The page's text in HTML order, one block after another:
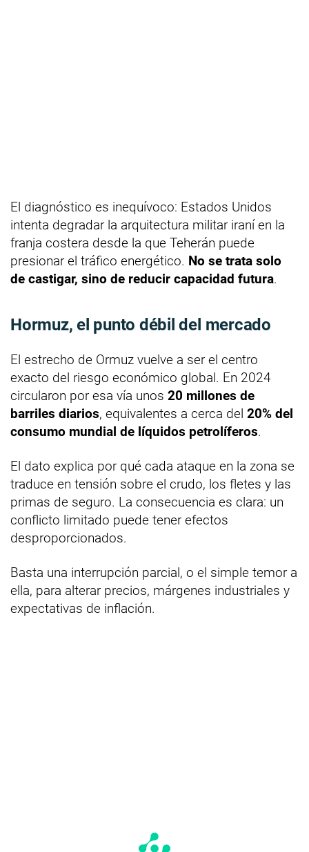
El diagnóstico es inequívoco: Estados Unidos
intenta degradar la arquitectura militar iraní en la
franja costera desde la que Teherán puede
presionar el tráfico energético. No se trata solo
de castigar, sino de reducir capacidad futura.
Hormuz, el punto débil del mercado
El estrecho de Ormuz vuelve a ser el centro
exacto del riesgo económico global. En 2024
circularon por esa vía unos 20 millones de
barriles diarios, equivalentes a cerca del 20% del
consumo mundial de líquidos petrolíferos.
El dato explica por qué cada ataque en la zona se
traduce en tensión sobre el crudo, los fletes y las
primas de seguro. La consecuencia es clara: un
conflicto limitado puede tener efectos
desproporcionados.
Basta una interrupción parcial, o el simple temor a
ella, para alterar precios, márgenes industriales y
expectativas de inflación.